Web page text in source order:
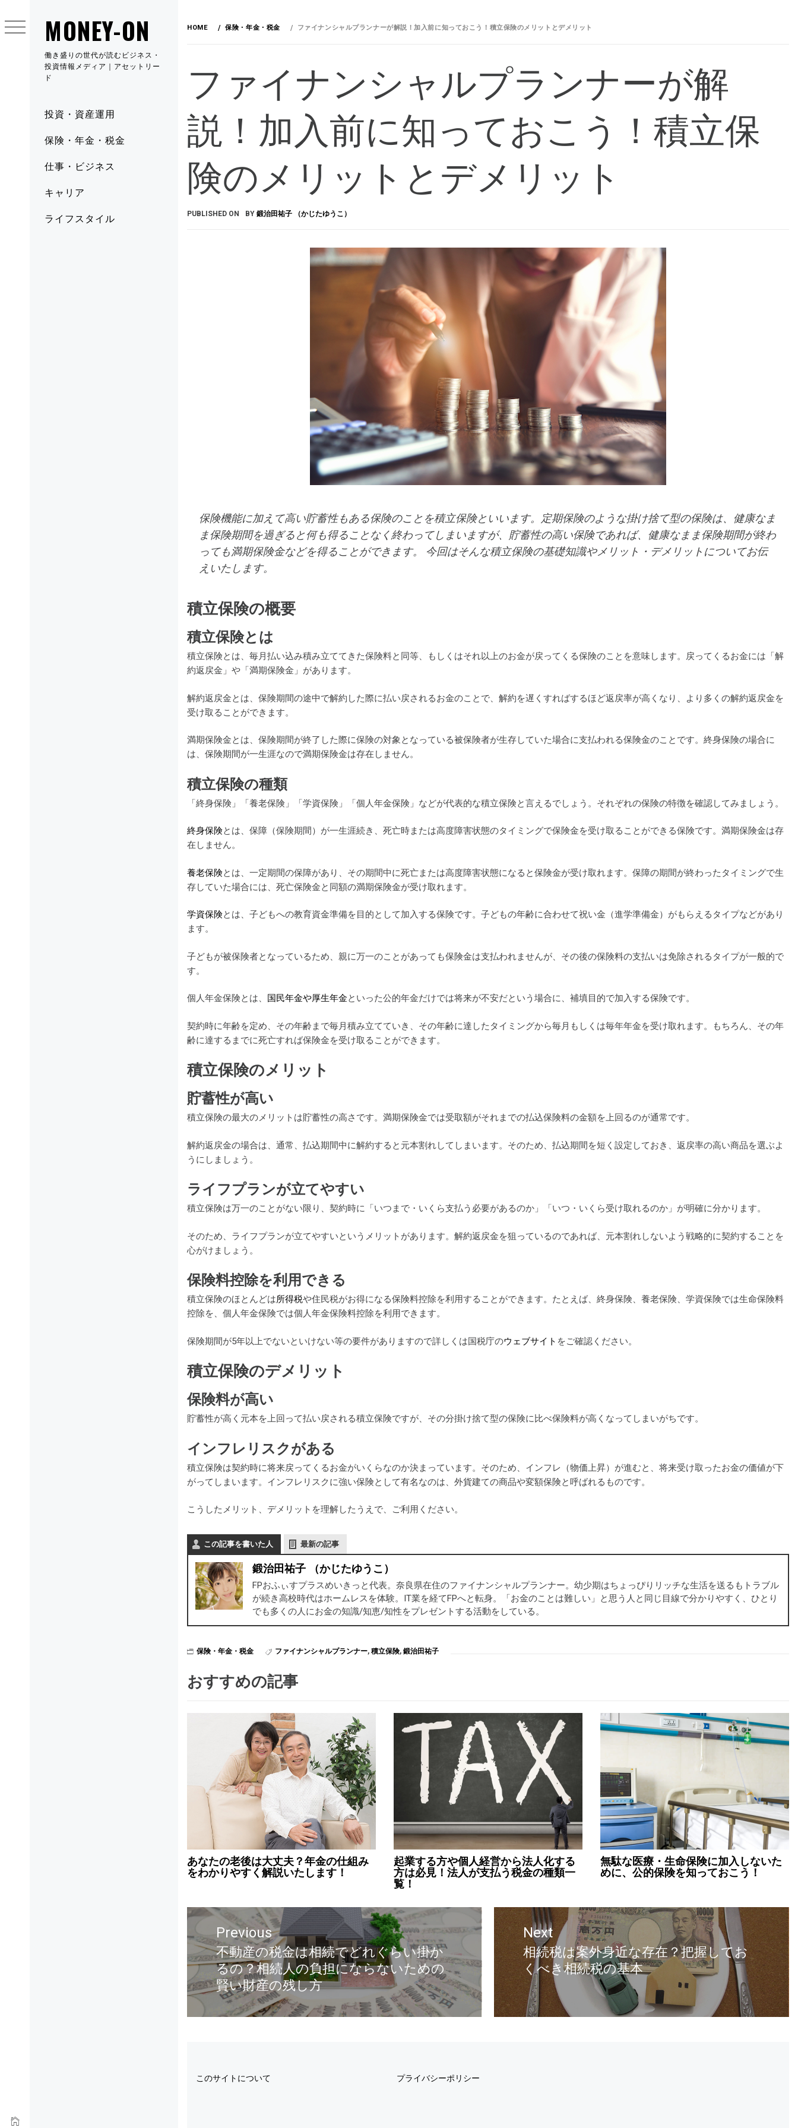
MONEY-ON
働き盛りの世代が読むビジネス・
投資情報メディア｜アセットリー
ド
投資・資産運用
保険・年金・税金
仕事・ビジネス
キャリア
ライフスタイル
HOME 保険・年金・税金 ファイナンシャルプランナーが解説！加入前に知っておこう！積立保険のメリットとデメリット
ファイナンシャルプランナーが解
説！加入前に知っておこう！積立保
険のメリットとデメリット
PUBLISHED ON BY 鍛治田祐子 （かじたゆうこ）
保険機能に加えて高い貯蓄性もある保険のことを積立保険といいます。定期保険のような掛け捨て型の保険は、健康なま
ま保険期間を過ぎると何も得ることなく終わってしまいますが、貯蓄性の高い保険であれば、健康なまま保険期間が終わ
っても満期保険金などを得ることができます。 今回はそんな積立保険の基礎知識やメリット・デメリットについてお伝
えいたします。
積立保険の概要
積立保険とは
積立保険とは、毎月払い込み積み立ててきた保険料と同等、もしくはそれ以上のお金が戻ってくる保険のことを意味します。戻ってくるお金には「解
約返戻金」や「満期保険金」があります。
解約返戻金とは、保険期間の途中で解約した際に払い戻されるお金のことで、解約を遅くすればするほど返戻率が高くなり、より多くの解約返戻金を
受け取ることができます。
満期保険金とは、保険期間が終了した際に保険の対象となっている被保険者が生存していた場合に支払われる保険金のことです。終身保険の場合に
は、保険期間が一生涯なので満期保険金は存在しません。
積立保険の種類
「終身保険」「養老保険」「学資保険」「個人年金保険」などが代表的な積立保険と言えるでしょう。それぞれの保険の特徴を確認してみましょう。
終身保険とは、保障（保険期間）が一生涯続き、死亡時または高度障害状態のタイミングで保険金を受け取ることができる保険です。満期保険金は存
在しません。
養老保険とは、一定期間の保障があり、その期間中に死亡または高度障害状態になると保険金が受け取れます。保障の期間が終わったタイミングで生
存していた場合には、死亡保険金と同額の満期保険金が受け取れます。
学資保険とは、子どもへの教育資金準備を目的として加入する保険です。子どもの年齢に合わせて祝い金（進学準備金）がもらえるタイプなどがあり
ます。
子どもが被保険者となっているため、親に万一のことがあっても保険金は支払われませんが、その後の保険料の支払いは免除されるタイプが一般的で
す。
個人年金保険とは、 国民年金や厚生年金といった公的年金だけでは将来が不安だという場合に、補填目的で加入する保険です。
契約時に年齢を定め、その年齢まで毎月積み立てていき、その年齢に達したタイミングから毎月もしくは毎年年金を受け取れます。もちろん、その年
齢に達するまでに死亡すれば保険金を受け取ることができます。
積立保険のメリット
貯蓄性が高い
積立保険の最大のメリットは貯蓄性の高さです。満期保険金では受取額がそれまでの払込保険料の金額を上回るのが通常です。
解約返戻金の場合は、通常、払込期間中に解約すると元本割れしてしまいます。そのため、払込期間を短く設定しておき、返戻率の高い商品を選ぶよ
うにしましょう。
ライフプランが立てやすい
積立保険は万一のことがない限り、契約時に「いつまで・いくら支払う必要があるのか」「いつ・いくら受け取れるのか」が明確に分かります。
そのため、ライフプランが立てやすいというメリットがあります。解約返戻金を狙っているのであれば、元本割れしないよう戦略的に契約することを
心がけましょう。
保険料控除を利用できる
積立保険のほとんどは所得税や住民税がお得になる保険料控除を利用することができます。たとえば、終身保険、養老保険、学資保険では生命保険料
控除を、個人年金保険では個人年金保険料控除を利用できます。
保険期間が5年以上でないといけない等の要件がありますので詳しくは国税庁のウェブサイト をご確認ください。
積立保険のデメリット
保険料が高い
貯蓄性が高く元本を上回って払い戻される積立保険ですが、その分掛け捨て型の保険に比べ保険料が高くなってしまいがちです。
インフレリスクがある
積立保険は契約時に将来戻ってくるお金がいくらなのか決まっています。そのため、インフレ（物価上昇）が進むと、将来受け取ったお金の価値が下
がってしまいます。インフレリスクに強い保険として有名なのは、外貨建ての商品や変額保険と呼ばれるものです。
こうしたメリット、デメリットを理解したうえで、ご利用ください。
この記事を書いた人 最新の記事
鍛治田祐子 （かじたゆうこ）
FPおふぃすプラスめいきっと代表。奈良県在住のファイナンシャルプランナー。幼少期はちょっぴりリッチな生活を送るもトラブル
が続き高校時代はホームレスを体験。IT業を経てFPへと転身。「お金のことは難しい」と思う人と同じ目線で分かりやすく、ひとり
でも多くの人にお金の知識/知恵/知性をプレゼントする活動をしている。
保険・年金・税金 ファイナンシャルプランナー, 積立保険, 鍛治田祐子
おすすめの記事
あなたの老後は大丈夫？年金の仕組み
をわかりやすく解説いたします！
起業する方や個人経営から法人化する
方は必見！法人が支払う税金の種類一
覧！
無駄な医療・生命保険に加入しないた
めに、公的保険を知っておこう！
Previous
不動産の税金は相続でどれぐらい掛か
るの？相続人の負担にならないための
賢い財産の残し方
Next
相続税は案外身近な存在？把握してお
くべき相続税の基本
このサイトについて プライバシーポリシー